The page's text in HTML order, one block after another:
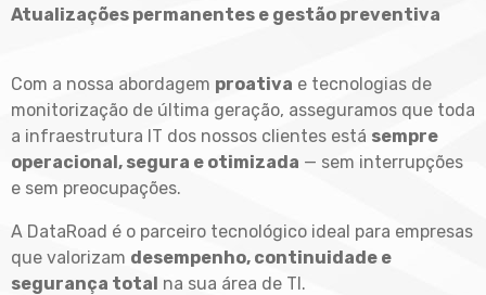
Atualizações permanentes e gestão preventiva
Com a nossa abordagem proativa e tecnologias de
monitorização de última geração, asseguramos que toda
a infraestrutura IT dos nossos clientes está sempre
operacional, segura e otimizada — sem interrupções
e sem preocupações.
A DataRoad é o parceiro tecnológico ideal para empresas
que valorizam desempenho, continuidade e
segurança total na sua área de TI.